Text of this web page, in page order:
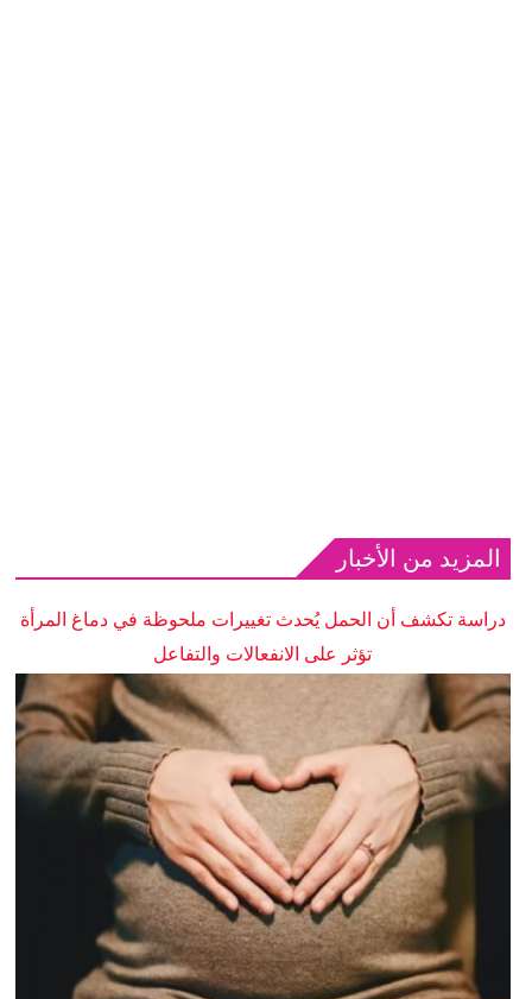
المزيد من الأخبار
دراسة تكشف أن الحمل يُحدث تغييرات ملحوظة في دماغ المرأة
تؤثر على الانفعالات والتفاعل